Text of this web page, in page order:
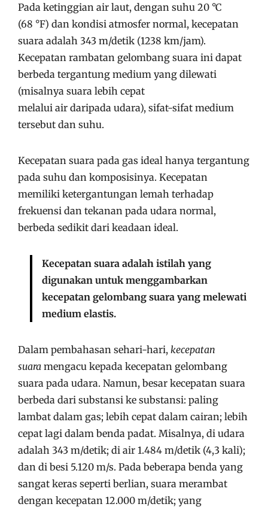
Pada ketinggian air laut, dengan suhu 20 °C
(68 °F) dan kondisi atmosfer normal, kecepatan
suara adalah 343 m/detik (1238 km/jam).
Kecepatan rambatan gelombang suara ini dapat
berbeda tergantung medium yang dilewati
(misalnya suara lebih cepat
melalui air daripada udara), sifat-sifat medium
tersebut dan suhu.
Kecepatan suara pada gas ideal hanya tergantung
pada suhu dan komposisinya. Kecepatan
memiliki ketergantungan lemah terhadap
frekuensi dan tekanan pada udara normal,
berbeda sedikit dari keadaan ideal.
Kecepatan suara adalah istilah yang
digunakan untuk menggambarkan
kecepatan gelombang suara yang melewati
medium elastis.
Dalam pembahasan sehari-hari, kecepatan
suara mengacu kepada kecepatan gelombang
suara pada udara. Namun, besar kecepatan suara
berbeda dari substansi ke substansi: paling
lambat dalam gas; lebih cepat dalam cairan; lebih
cepat lagi dalam benda padat. Misalnya, di udara
adalah 343 m/detik; di air 1.484 m/detik (4,3 kali);
dan di besi 5.120 m/s. Pada beberapa benda yang
sangat keras seperti berlian, suara merambat
dengan kecepatan 12.000 m/detik; yang